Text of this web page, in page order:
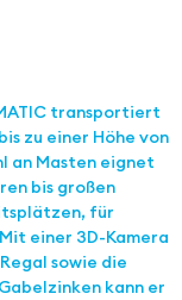
transportiert
zu einer Höhe von
an Masten eignet
bis großen
für
einer 3D-Kamera
sowie die
kann er